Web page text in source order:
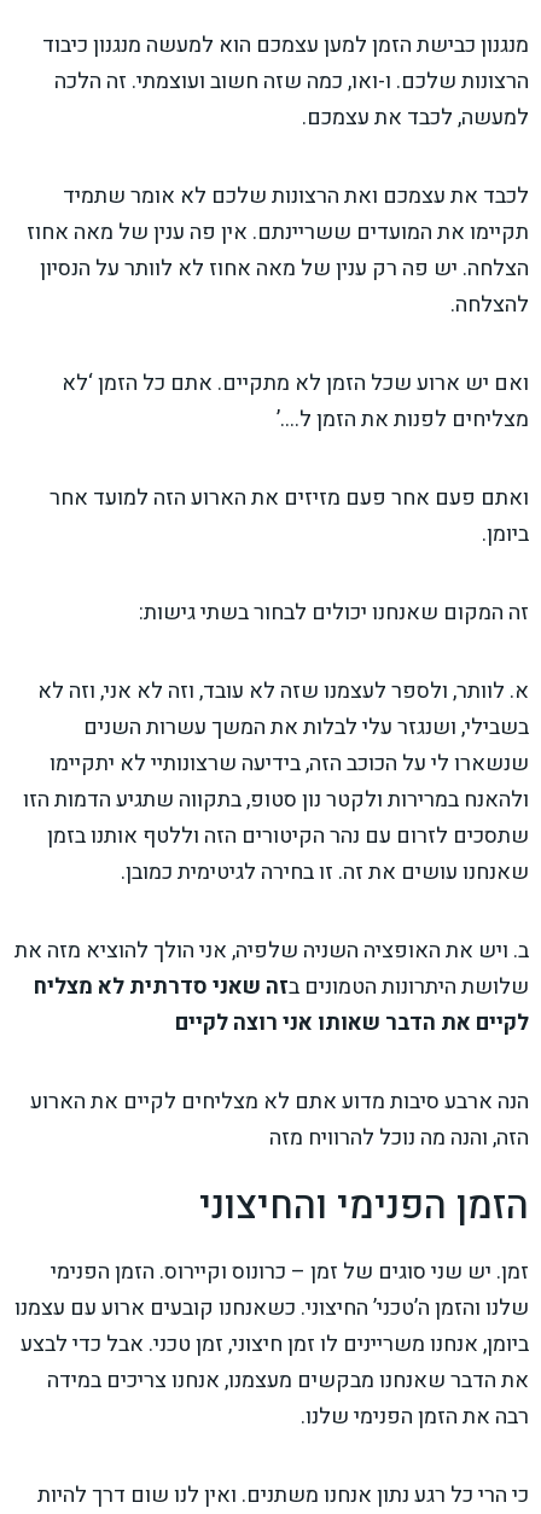
מנגנון כבישת הזמן למען עצמכם הוא למעשה מנגנון כיבוד
הרצונות שלכם. ו-ואו, כמה שזה חשוב ועוצמתי. זה הלכה
למעשה, לכבד את עצמכם.
לכבד את עצמכם ואת הרצונות שלכם לא אומר שתמיד
תקיימו את המועדים ששריינתם. אין פה ענין של מאה אחוז
הצלחה. יש פה רק ענין של מאה אחוז לא לוותר על הנסיון
להצלחה.
ואם יש ארוע שכל הזמן לא מתקיים. אתם כל הזמן ‘לא
מצליחים לפנות את הזמן ל….’
ואתם פעם אחר פעם מזיזים את הארוע הזה למועד אחר
ביומן.
זה המקום שאנחנו יכולים לבחור בשתי גישות:
א. לוותר, ולספר לעצמנו שזה לא עובד, וזה לא אני, וזה לא
בשבילי, ושנגזר עלי לבלות את המשך עשרות השנים
שנשארו לי על הכוכב הזה, בידיעה שרצונותיי לא יתקיימו
ולהאנח במרירות ולקטר נון סטופ, בתקווה שתגיע הדמות הזו
שתסכים לזרום עם נהר הקיטורים הזה וללטף אותנו בזמן
שאנחנו עושים את זה. זו בחירה לגיטימית כמובן.
ב. ויש את האופציה השניה שלפיה, אני הולך להוציא מזה את
שלושת היתרונות הטמונים בזה שאני סדרתית לא מצליח
לקיים את הדבר שאותו אני רוצה לקיים
הנה ארבע סיבות מדוע אתם לא מצליחים לקיים את הארוע
הזה, והנה מה נוכל להרוויח מזה
הזמן הפנימי והחיצוני
זמן. יש שני סוגים של זמן – כרונוס וקיירוס. הזמן הפנימי
שלנו והזמן ה’טכני’ החיצוני. כשאנחנו קובעים ארוע עם עצמנו
ביומן, אנחנו משריינים לו זמן חיצוני, זמן טכני. אבל כדי לבצע
את הדבר שאנחנו מבקשים מעצמנו, אנחנו צריכים במידה
רבה את הזמן הפנימי שלנו.
כי הרי כל רגע נתון אנחנו משתנים. ואין לנו שום דרך להיות